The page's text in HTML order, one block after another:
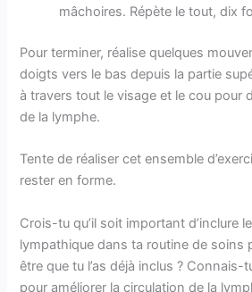
mâchoires. Répète le tout, dix
Pour terminer, réalise quelques
doigts vers le bas depuis la partie
à travers tout le visage et le cou pour
de la lymphe.
Tente de réaliser cet ensemble
rester en forme.
Crois-tu qu’il soit important d’inclure
lympathique dans ta routine de soins
être que tu l’as déjà inclus ? Connais-
pour améliorer la circulation de la